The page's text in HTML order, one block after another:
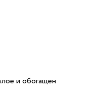
и обогащен